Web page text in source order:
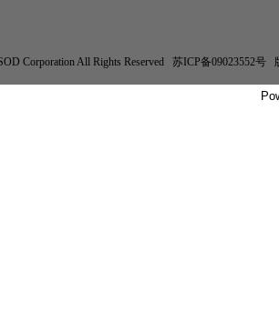
Corporation All Rights Reserved 苏ICP备09023552